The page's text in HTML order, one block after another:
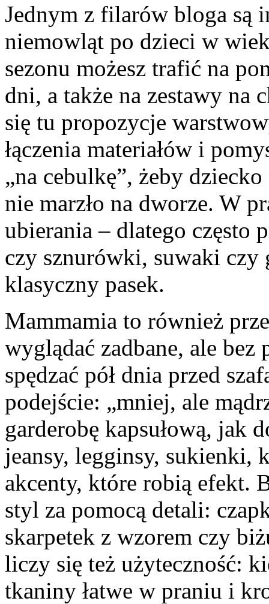
Jednym z filarów bloga są
niemowląt po dzieci w
sezonu możesz trafić na
dni, a także na zestawy na
się tu propozycje
łączenia materiałów i
„na cebulkę”, żeby
nie marzło na dworze. W
ubierania – dlatego często
czy sznurówki, suwaki czy
klasyczny pasek.
Mammamia to również
wyglądać zadbane, ale bez
spędzać pół dnia przed
podejście: „mniej, ale
garderobę kapsułową, jak
jeansy, legginsy, sukienki,
akcenty, które robią efekt.
styl za pomocą detali:
skarpetek z wzorem czy
liczy się też użyteczność:
tkaniny łatwe w praniu i